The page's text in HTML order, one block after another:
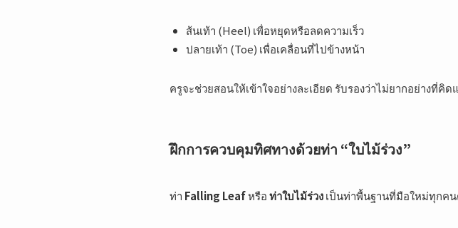
ส้นเท้า (Heel) เพื่อหยุดหรือลดความเร็ว
ปลายเท้า (Toe) เพื่อเคลื่อนที่ไปข้างหน้า
ครูจะช่วยสอนให้เข้าใจอย่างละเอียด รับรองว่าไม่ยากอย่างที่คิ
ฝึกการควบคุมทิศทางด้วยท่า “ใบไม้ร่วง”
ท่า Falling Leafหรือท่าใบไม้ร่วงเป็นท่าพื้นฐานที่มือใหม่ทุกคน